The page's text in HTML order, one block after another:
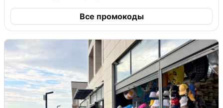
Все промокоды